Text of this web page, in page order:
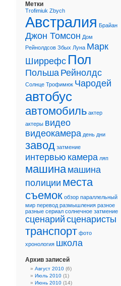
Метки
Trofimiuk Zbych
Австралия Брайан
Джон Томсон Дом
Рейнолдсов Збых Луна Марк
Ширрефс Пол
Польша Рейнолдс
Солнце Трофимюк Чародей
автобус
автомобиль актер
актеры видео
видеокамера день дни
завод затмение
интервью камера ляп
машина машина
полиции места
съемок обзор параллельный
мир перевод размышления разное
разные сериал солнечное затмение
сценарий сценаристы
транспорт фото
хронология школа
Архив записей
Август 2010 (6)
Июль 2010 (1)
Июнь 2010 (14)